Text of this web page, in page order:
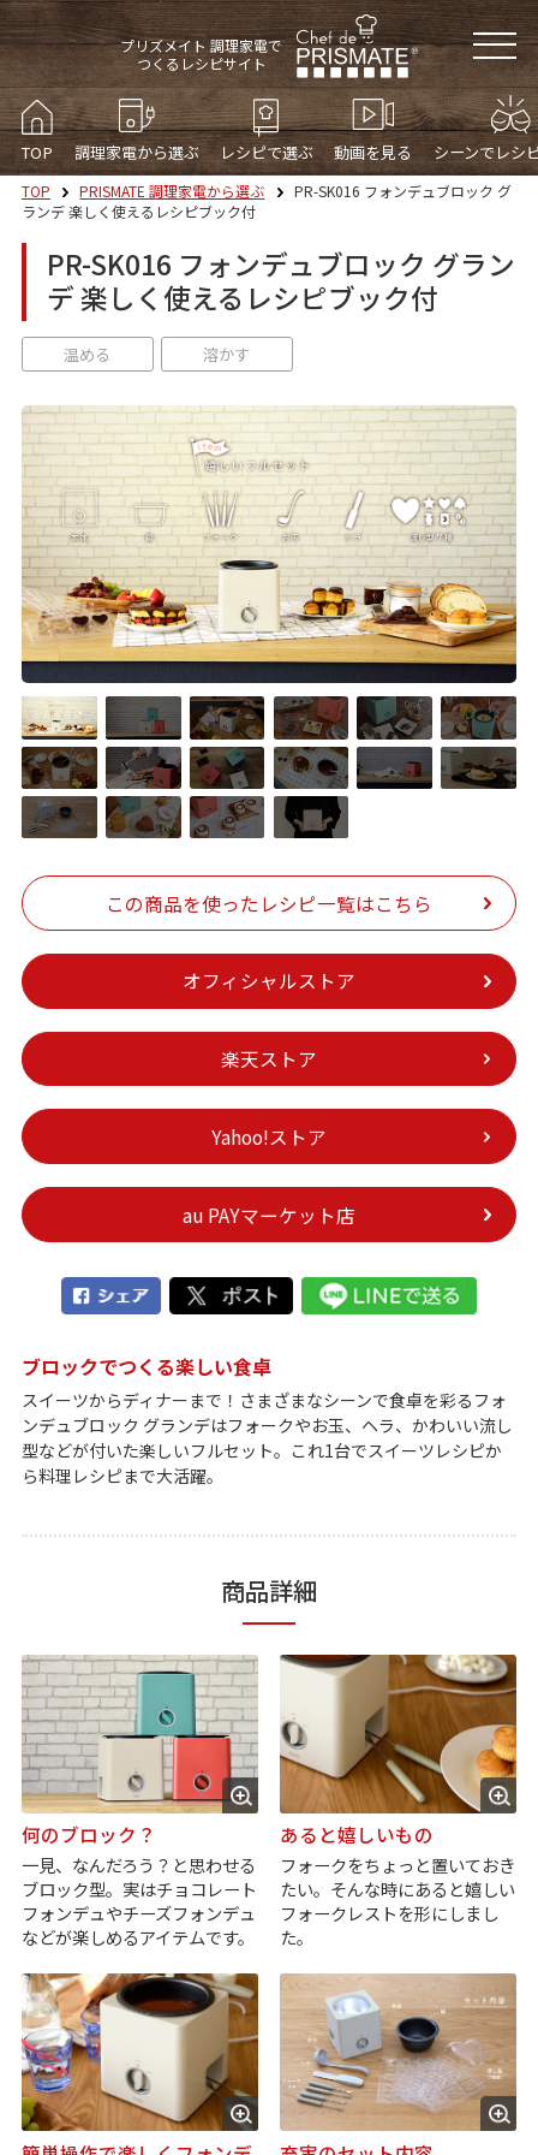
プリズメイト 調理家電で
つくるレシピサイト
TOP 調理家電から選ぶ レシピで選ぶ シーンでレシ
動画を見る
TOP PRISMATE 調理家電から選ぶ
PR-SK016 フォンデュブロック グ
ランデ 楽しく使えるレシピブック付
PR-SK016 フォンデュブロック グラン
デ 楽しく使えるレシピブック付
温める 溶かす
この商品を使ったレシピ一覧はこちら
オフィシャルストア
楽天ストア
Yahoo!ストア
au PAYマーケット店
ブロックでつくる楽しい食卓
スイーツからディナーまで！さまざまなシーンで食卓を彩るフォ
ンデュブロック グランデはフォークやお玉、ヘラ、かわいい流し
型などが付いた楽しいフルセット。これ1台でスイーツレシピか
ら料理レシピまで大活躍。
商品詳細
何のブロック？
一見、なんだろう？と思わせる
ブロック型。実はチョコレート
フォンデュやチーズフォンデュ
などが楽しめるアイテムです。
あると嬉しいもの
フォークをちょっと置いておき
たい。そんな時にあると嬉しい
フォークレストを形にしまし
た。